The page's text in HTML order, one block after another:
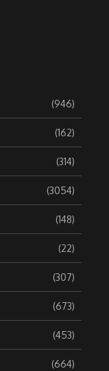
(946)
(162)
(314)
(3054)
(148)
(22)
(307)
(673)
(453)
(664)